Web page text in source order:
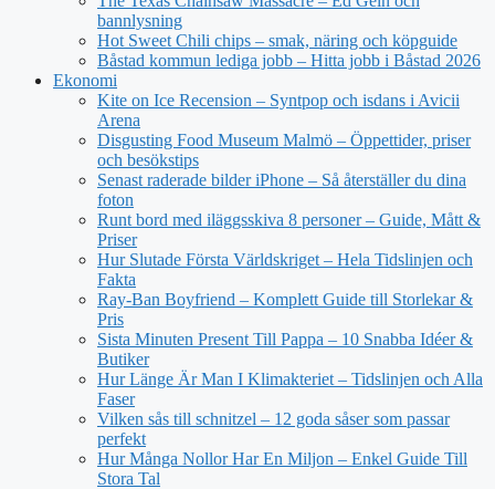
bannlysning
Hot Sweet Chili chips – smak, näring och köpguide
Båstad kommun lediga jobb – Hitta jobb i Båstad 2026
Ekonomi
Kite on Ice Recension – Syntpop och isdans i Avicii
Arena
Disgusting Food Museum Malmö – Öppettider, priser
och besökstips
Senast raderade bilder iPhone – Så återställer du dina
foton
Runt bord med iläggsskiva 8 personer – Guide, Mått &
Priser
Hur Slutade Första Världskriget – Hela Tidslinjen och
Fakta
Ray-Ban Boyfriend – Komplett Guide till Storlekar &
Pris
Sista Minuten Present Till Pappa – 10 Snabba Idéer &
Butiker
Hur Länge Är Man I Klimakteriet – Tidslinjen och Alla
Faser
Vilken sås till schnitzel – 12 goda såser som passar
perfekt
Hur Många Nollor Har En Miljon – Enkel Guide Till
Stora Tal